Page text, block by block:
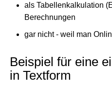
als Tabellenkalkulation
Berechnungen
gar nicht - weil man
Beispiel für eine
in Textform